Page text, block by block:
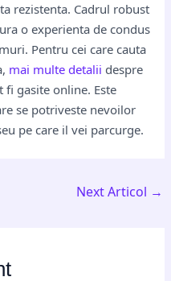
rezistenta. Cadrul robust
o experienta de condus
Pentru cei care cauta
mai multe detalii despre
gasite online. Este
se potriveste nevoilor
pe care il vei parcurge.
Next Articol →